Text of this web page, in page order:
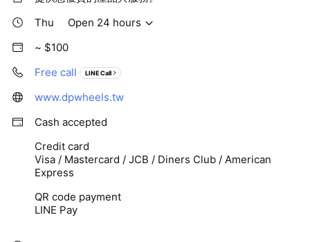
Thu
Open 24 hours
~ $100
Free call
LINE Call
www.dpwheels.tw
Cash accepted
Credit card
Visa / Mastercard / JCB / Diners Club / American
Express
QR code payment
LINE Pay